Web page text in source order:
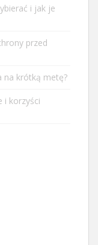
i jak je
przed
na krótką metę?
i korzyści